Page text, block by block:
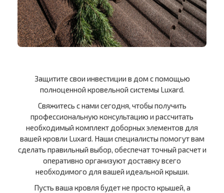
Защитите свои инвестиции в дом с помощью
полноценной кровельной системы Luxard.
Свяжитесь с нами сегодня, чтобы получить
профессиональную консультацию и рассчитать
необходимый комплект доборных элементов для
вашей кровли Luxard. Наши специалисты помогут вам
сделать правильный выбор, обеспечат точный расчет и
оперативно организуют доставку всего
необходимого для вашей идеальной крыши.
Пусть ваша кровля будет не просто крышей, а